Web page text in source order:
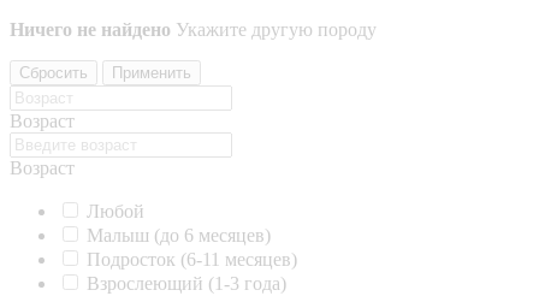
Ничего не найдено Укажите другую породу
Сбросить Применить
Возраст
Возраст
Любой
Малыш (до 6 месяцев)
Подросток (6-11 месяцев)
Взрослеющий (1-3 года)